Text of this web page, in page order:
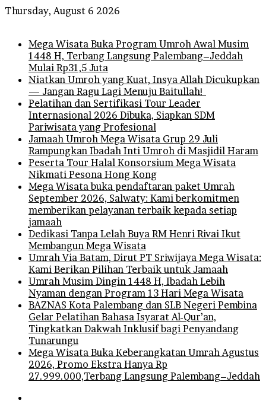
Thursday, August 6 2026
Mega Wisata Buka Program Umroh Awal Musim
1448 H, Terbang Langsung Palembang–Jeddah
Mulai Rp31,5 Juta
Niatkan Umroh yang Kuat, Insya Allah Dicukupkan
— Jangan Ragu Lagi Menuju Baitullah!
Pelatihan dan Sertifikasi Tour Leader
Internasional 2026 Dibuka, Siapkan SDM
Pariwisata yang Profesional
Jamaah Umroh Mega Wisata Grup 29 Juli
Rampungkan Ibadah Inti Umroh di Masjidil Haram
Peserta Tour Halal Konsorsium Mega Wisata
Nikmati Pesona Hong Kong
Mega Wisata buka pendaftaran paket Umrah
September 2026, Salwaty: Kami berkomitmen
memberikan pelayanan terbaik kepada setiap
jamaah
Dedikasi Tanpa Lelah Buya RM Henri Rivai Ikut
Membangun Mega Wisata
Umrah Via Batam, Dirut PT Sriwijaya Mega Wisata:
Kami Berikan Pilihan Terbaik untuk Jamaah
Umrah Musim Dingin 1448 H, Ibadah Lebih
Nyaman dengan Program 13 Hari Mega Wisata
BAZNAS Kota Palembang dan SLB Negeri Pembina
Gelar Pelatihan Bahasa Isyarat Al-Qur’an,
Tingkatkan Dakwah Inklusif bagi Penyandang
Tunarungu
Mega Wisata Buka Keberangkatan Umrah Agustus
2026, Promo Ekstra Hanya Rp
27.999.000,Terbang Langsung Palembang–Jeddah